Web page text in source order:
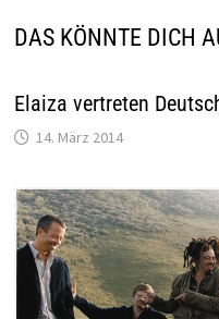
DAS KÖNNTE DICH
Elaiza vertreten
14. März 2014